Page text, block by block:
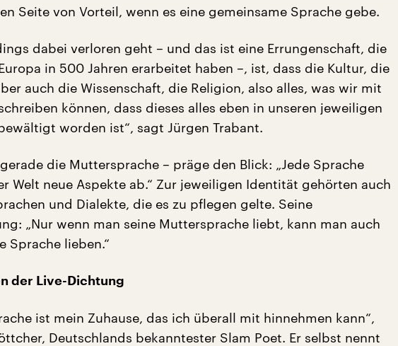
Seite von Vorteil, wenn es eine gemeinsame Sprache gebe.
dabei verloren geht – und das ist eine Errungenschaft, die
in 500 Jahren erarbeitet haben –, ist, dass die Kultur, die
auch die Wissenschaft, die Religion, also alles, was wir mit
können, dass dieses alles eben in unseren jeweiligen
worden ist“, sagt Jürgen Trabant.
die Muttersprache – präge den Blick: „Jede Sprache
Welt neue Aspekte ab.“ Zur jeweiligen Identität gehörten auch
und Dialekte, die es zu pflegen gelte. Seine
„Nur wenn man seine Muttersprache liebt, kann man auch
Sprache lieben.“
der Live-Dichtung
ist mein Zuhause, das ich überall mit hinnehmen kann“,
Deutschlands bekanntester Slam Poet. Er selbst nennt